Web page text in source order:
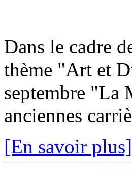
Dans le cadre
thème "Art et
septembre "La
anciennes
[En savoir plus]